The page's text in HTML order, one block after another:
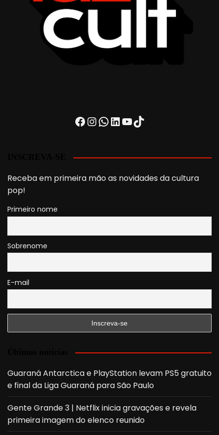
Facebook
Instagram
WhatsApp
LinkedIn
Youtube
TikTok
Receba em primeira mão as novidades da cultura
pop!
Primeiro nome
Sobrenome
E-mail
Guaraná Antarctica e PlayStation levam PS5 gratuito
e final da Liga Guaraná para São Paulo
Gente Grande 3 | Netflix inicia gravações e revela
primeira imagem do elenco reunido